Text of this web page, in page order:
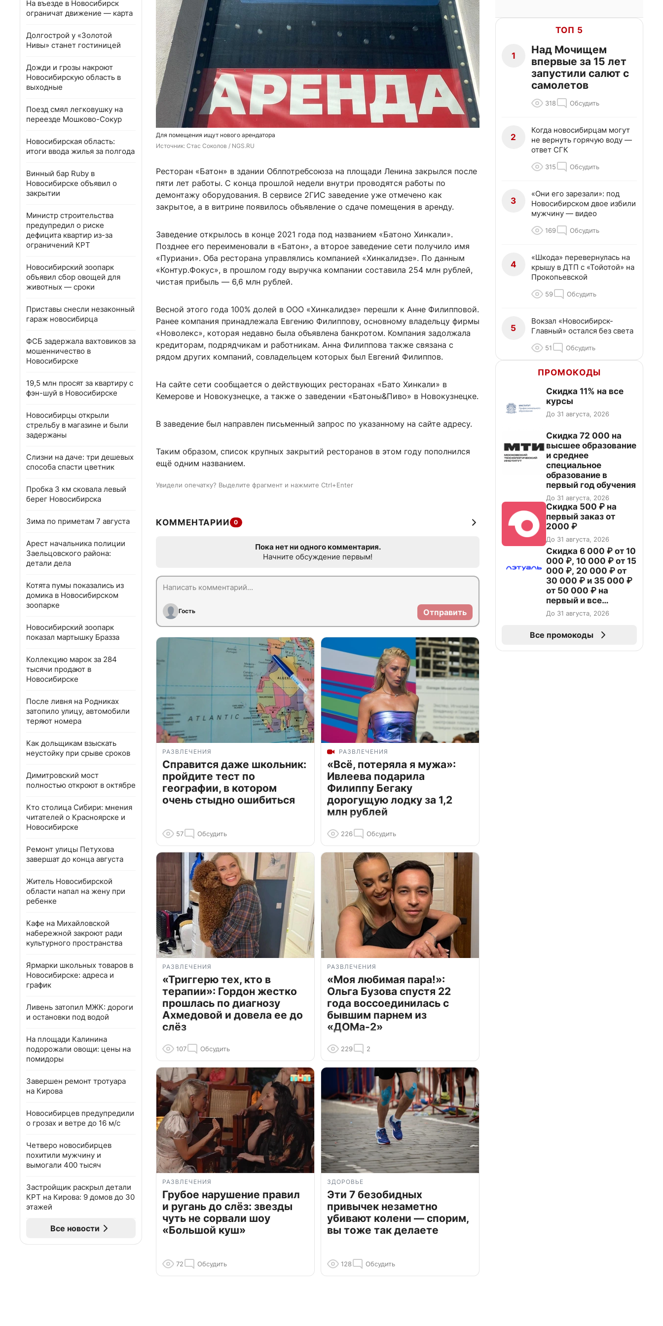
На въезде в Новосибирск
ограничат движение — карта
Долгострой у «Золотой
Нивы» станет гостиницей
Дожди и грозы накроют
Новосибирскую область в
выходные
Поезд смял легковушку на
переезде Мошково-Сокур
Новосибирская область:
итоги ввода жилья за полгода
Винный бар Ruby в
Новосибирске объявил о
закрытии
Министр строительства
предупредил о риске
дефицита квартир из-за
ограничений КРТ
Новосибирский зоопарк
объявил сбор овощей для
животных — сроки
Приставы снесли незаконный
гараж новосибирца
ФСБ задержала вахтовиков за
мошенничество в
Новосибирске
19,5 млн просят за квартиру с
фэн-шуй в Новосибирске
Новосибирцы открыли
стрельбу в магазине и были
задержаны
Слизни на даче: три дешевых
способа спасти цветник
Пробка 3 км сковала левый
берег Новосибирска
Зима по приметам 7 августа
Арест начальника полиции
Заельцовского района:
детали дела
Котята пумы показались из
домика в Новосибирском
зоопарке
Новосибирский зоопарк
показал мартышку Бразза
Коллекцию марок за 284
тысячи продают в
Новосибирске
После ливня на Родниках
затопило улицу, автомобили
теряют номера
Как дольщикам взыскать
неустойку при срыве сроков
Димитровский мост
полностью откроют в октябре
Кто столица Сибири: мнения
читателей о Красноярске и
Новосибирске
Ремонт улицы Петухова
завершат до конца августа
Житель Новосибирской
области напал на жену при
ребенке
Кафе на Михайловской
набережной закроют ради
культурного пространства
Ярмарки школьных товаров в
Новосибирске: адреса и
график
Ливень затопил МЖК: дороги
и остановки под водой
На площади Калинина
подорожали овощи: цены на
помидоры
Завершен ремонт тротуара
на Кирова
Новосибирцев предупредили
о грозах и ветре до 16 м/с
Четверо новосибирцев
похитили мужчину и
вымогали 400 тысяч
Застройщик раскрыл детали
КРТ на Кирова: 9 домов до 30
этажей
Все новости
Для помещения ищут нового арендатора
Источник: Стас Соколов / NGS.RU
Ресторан «Батон» в здании Облпотребсоюза на площади Ленина закрылся после
пяти лет работы. С конца прошлой недели внутри проводятся работы по
демонтажу оборудования. В сервисе 2ГИС заведение уже отмечено как
закрытое, а в витрине появилось объявление о сдаче помещения в аренду.
Заведение открылось в конце 2021 года под названием «Батоно Хинкали».
Позднее его переименовали в «Батон», а второе заведение сети получило имя
«Пуриани». Оба ресторана управлялись компанией «Хинкалидзе». По данным
«Контур.Фокус», в прошлом году выручка компании составила 254 млн рублей,
чистая прибыль — 6,6 млн рублей.
Весной этого года 100% долей в ООО «Хинкалидзе» перешли к Анне Филипповой.
Ранее компания принадлежала Евгению Филиппову, основному владельцу фирмы
«Новолекс», которая недавно была объявлена банкротом. Компания задолжала
кредиторам, подрядчикам и работникам. Анна Филиппова также связана с
рядом других компаний, совладельцем которых был Евгений Филиппов.
На сайте сети сообщается о действующих ресторанах «Бато Хинкали» в
Кемерове и Новокузнецке, а также о заведении «Батоны&Пиво» в Новокузнецке.
В заведение был направлен письменный запрос по указанному на сайте адресу.
Таким образом, список крупных закрытий ресторанов в этом году пополнился
ещё одним названием.
Увидели опечатку? Выделите фрагмент и нажмите Ctrl+Enter
КОММЕНТАРИИ 0
Пока нет ни одного комментария.
Начните обсуждение первым!
Гость Отправить
РАЗВЛЕЧЕНИЯ
Справится даже школьник:
пройдите тест по
географии, в котором
очень стыдно ошибиться
57 Обсудить
РАЗВЛЕЧЕНИЯ
«Всё, потеряла я мужа»:
Ивлеева подарила
Филиппу Бегаку
дорогущую лодку за 1,2
млн рублей
226 Обсудить
РАЗВЛЕЧЕНИЯ
«Триггерю тех, кто в
терапии»: Гордон жестко
прошлась по диагнозу
Ахмедовой и довела ее до
слёз
107 Обсудить
РАЗВЛЕЧЕНИЯ
«Моя любимая пара!»:
Ольга Бузова спустя 22
года воссоединилась с
бывшим парнем из
«ДОМа-2»
229 2
РАЗВЛЕЧЕНИЯ
Грубое нарушение правил
и ругань до слёз: звезды
чуть не сорвали шоу
«Большой куш»
72 Обсудить
ЗДОРОВЬЕ
Эти 7 безобидных
привычек незаметно
убивают колени — спорим,
вы тоже так делаете
128 Обсудить
ТОП 5
1
Над Мочищем
впервые за 15 лет
запустили салют с
самолетов
318 Обсудить
2
Когда новосибирцам могут
не вернуть горячую воду —
ответ СГК
315 Обсудить
3
«Они его зарезали»: под
Новосибирском двое избили
мужчину — видео
169 Обсудить
4
«Шкода» перевернулась на
крышу в ДТП с «Тойотой» на
Прокопьевской
59 Обсудить
5
Вокзал «Новосибирск-
Главный» остался без света
51 Обсудить
ПРОМОКОДЫ
Скидка 11% на все
курсы
До 31 августа, 2026
Скидка 72 000 на
высшее образование
и среднее
специальное
образование в
первый год обучения
До 31 августа, 2026
Скидка 500 ₽ на
первый заказ от
2000 ₽
До 31 августа, 2026
Скидка 6 000 ₽ от 10
000 ₽, 10 000 ₽ от 15
000 ₽, 20 000 ₽ от
30 000 ₽ и 35 000 ₽
от 50 000 ₽ на
первый и все
повторные заказы по
промокоду НАБЕРИ
До 31 августа, 2026
Все промокоды